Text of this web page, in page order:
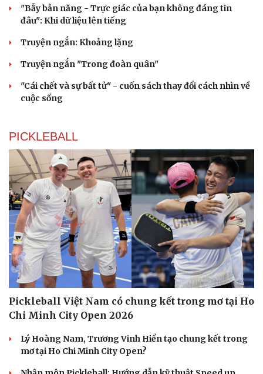
"Bẫy bản năng - Trực giác của bạn không đáng tin
đâu": Khi dữ liệu lên tiếng
Truyện ngắn: Khoảng lặng
Truyện ngắn "Trong đoàn quân"
"Cái chết và sự bất tử" - cuốn sách thay đổi cách nhìn về
cuộc sống
PICKLEBALL
Pickleball Việt Nam có chung kết trong mơ tại Ho
Chi Minh City Open 2026
Lý Hoàng Nam, Trương Vinh Hiển tạo chung kết trong
mơ tại Ho Chi Minh City Open?